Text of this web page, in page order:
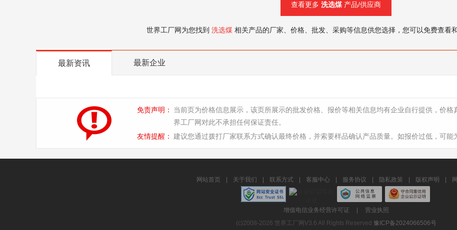
查看更多 洗选煤 产品/供应商
世界工厂网为您找到 洗选煤 相关产品的厂家、价格、批发、采购等信息供您选择，您可以免费查看
最新资讯 最新企业
免责声明：
当前页为价格信息展示，该页所展示的批发价格、报价等相关信息均有企业自行提供，价
界工厂网对此不承担任何保证责任。
友情提醒： 建议您通过拨打厂家联系方式确认最终价格，并索要样品确认产品质量。如报价过低，可能
网站首页 关于我们 联系方式 客服中心 服务协议 隐私政策 版权声明
增值电信业务经营许可证
营业执照
(c)2008-2026 世界工厂网V3.6 All Rights Reserved 豫ICP备2024066506号